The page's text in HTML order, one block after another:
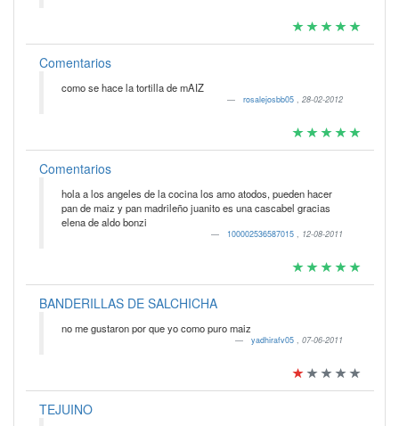
Comentarios
como se hace la tortilla de mAIZ
rosalejosbb05 , 28-02-2012
Comentarios
hola a los angeles de la cocina los amo atodos, pueden hacer
pan de maiz y pan madrileño juanito es una cascabel gracias
elena de aldo bonzi
100002536587015 , 12-08-2011
BANDERILLAS DE SALCHICHA
no me gustaron por que yo como puro maiz
yadhirafv05 , 07-06-2011
TEJUINO